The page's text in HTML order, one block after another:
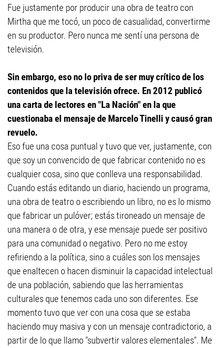
Fue justamente por producir una obra de teatro con
Mirtha que me tocó, un poco de casualidad, convertirme
en su productor. Pero nunca me sentí una persona de
televisión.
Sin embargo, eso no lo priva de ser muy crítico de los
contenidos que la televisión ofrece. En 2012 publicó
una carta de lectores en "La Nación" en la que
cuestionaba el mensaje de Marcelo Tinelli y causó gran
revuelo.
Eso fue una cosa puntual y tuvo que ver, justamente, con
que soy un convencido de que fabricar contenido no es
cualquier cosa, sino que conlleva una responsabilidad.
Cuando estás editando un diario, haciendo un programa,
una obra de teatro o escribiendo un libro, no es lo mismo
que fabricar un pulóver; estás tironeado un mensaje de
una manera o de otra, y ese mensaje puede ser positivo
para una comunidad o negativo. Pero no me estoy
refiriendo a la política, sino a cuáles son los mensajes
que enaltecen o hacen disminuir la capacidad intelectual
de una población, sabiendo que las herramientas
culturales que tenemos cada uno son diferentes. Ese
momento tuvo que ver con una cosa que se estaba
haciendo muy masiva y con un mensaje contradictorio, a
partir de lo que llamo "subvertir valores elementales". Me